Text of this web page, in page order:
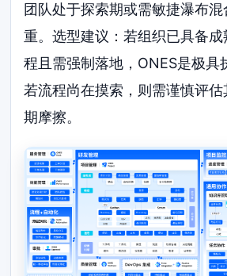
团队处于探索期或需敏捷瀑布
重。选型建议：若组织已具备
程且需强制落地，ONES是极具
若流程尚在摸索，则需谨慎评
期摩擦。